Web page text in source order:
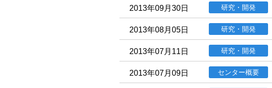
2013年09月30日 研究・開発
2013年08月05日 研究・開発
2013年07月11日 研究・開発
2013年07月09日 センター概要